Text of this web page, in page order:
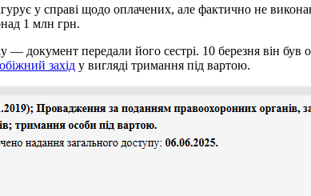
у справі щодо оплачених, але фактично не
1 млн грн.
документ передали його сестрі. 10 березня він
захід у вигляді тримання під вартою.